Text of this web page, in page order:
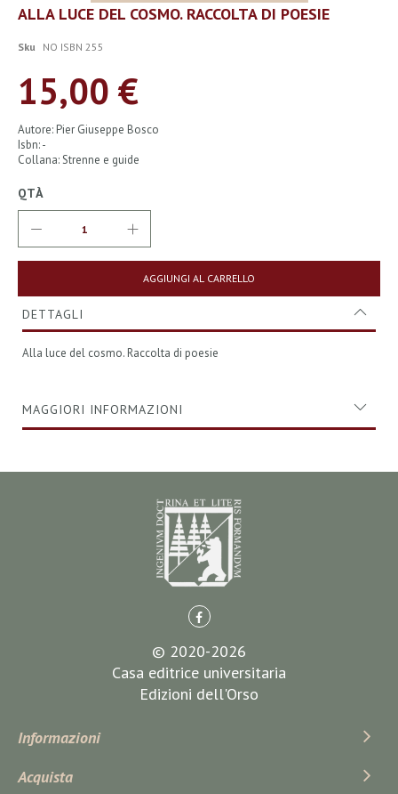
Vai
all'inizio
galleria
immagini
ALLA LUCE DEL COSMO. RACCOLTA DI POESIE
Sku NO ISBN 255
15,00 €
Autore: Pier Giuseppe Bosco
Isbn: -
Collana: Strenne e guide
QTÀ
AGGIUNGI AL CARRELLO
DETTAGLI
Alla luce del cosmo. Raccolta di poesie
MAGGIORI INFORMAZIONI
© 2020-2026
Casa editrice universitaria
Edizioni dell'Orso
Informazioni
Acquista